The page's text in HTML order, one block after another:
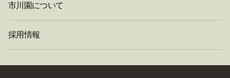
市川園について
採用情報